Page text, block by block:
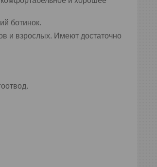
ботинок.
и взрослых. Имеют достаточно